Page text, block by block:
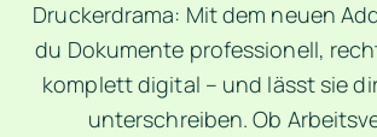
Druckerdrama: Mit dem neuen
du Dokumente professionell,
komplett digital – und lässt sie
unterschreiben. Ob